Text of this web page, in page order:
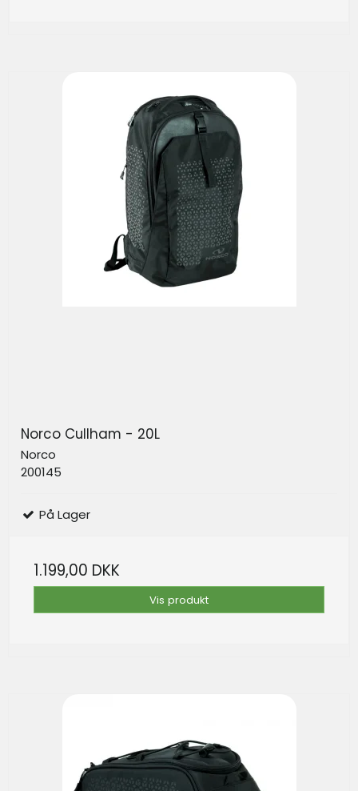
Norco Cullham - 20L
Norco
200145
På Lager
1.199,00 DKK
Vis produkt